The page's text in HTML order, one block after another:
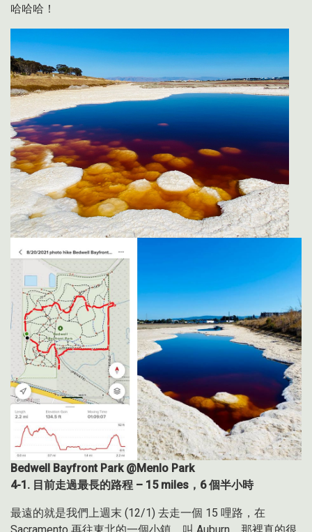
哈哈哈！
Bedwell Bayfront Park @Menlo Park
4-1. 目前走過最長的路程 – 15 miles ， 6個半小時
最遠的就是我們上週末 (12/1) 去走一個 15 哩路，在